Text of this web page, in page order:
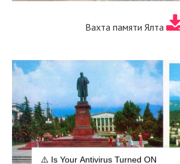
Вахта памяти Ялта